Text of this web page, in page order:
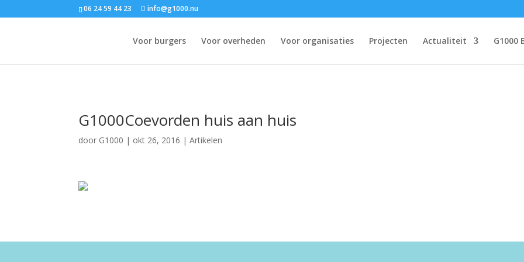
06 24 59 44 23 info@g1000.nu
Voor burgers Voor overheden Voor organisaties Projecten Actualiteit G1000
G1000Coevorden huis aan huis
door G1000 | okt 26, 2016 |Artikelen